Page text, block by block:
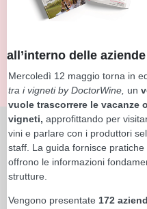
all’interno delle
Mercoledì 12 maggio torna in
tra i vigneti by DoctorWine, un
vuole trascorrere le vacanze
vigneti, approfittando per
vini e parlare con i produttori
staff. La guida fornisce
offrono le informazioni
strutture.
Vengono presentate 172